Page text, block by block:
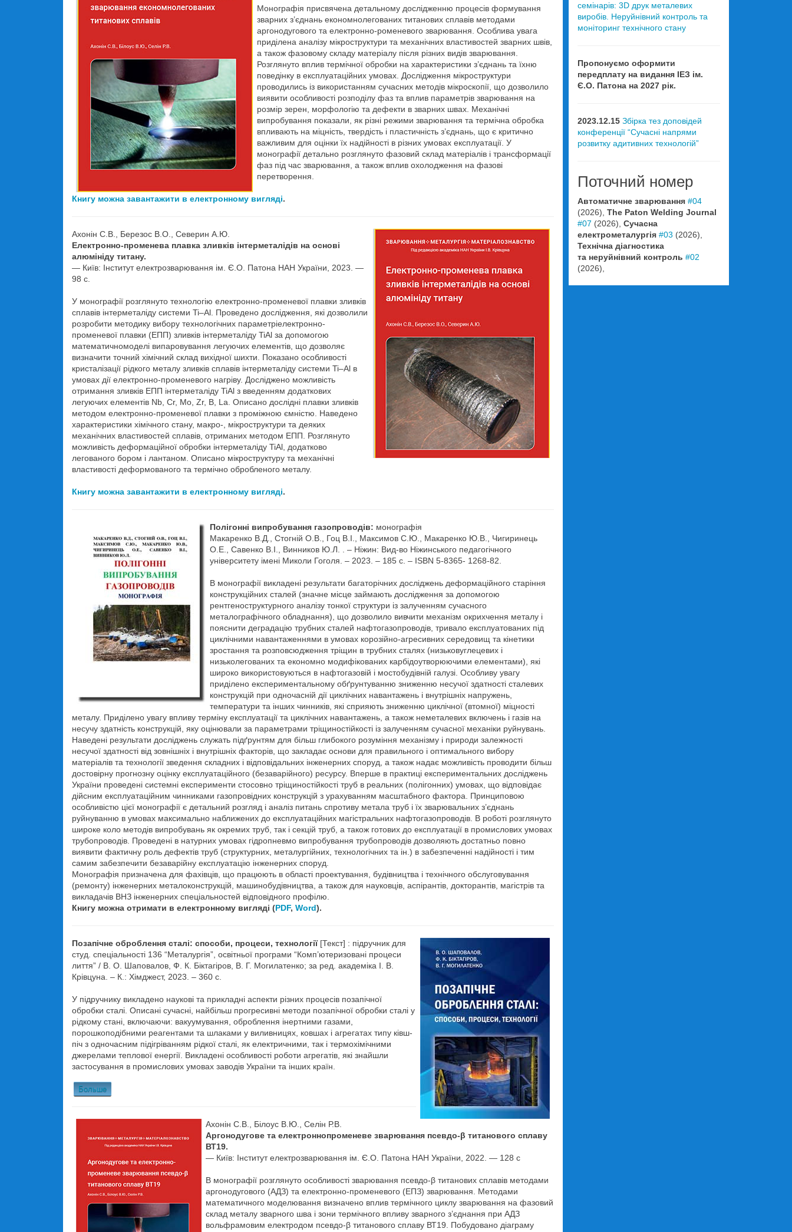
Монографія присвячена детальному дослідженню процесів формування
зварних з’єднань економнолегованих титанових сплавів методами
аргонодугового та електронно-роменевого зварювання. Особлива увага
приділена аналізу мікроструктури та механічних властивостей зварних швів,
а також фазовому складу матеріалу після різних видів зварювання.
Розглянуто вплив термічної обробки на характеристики з’єднань та їхню
поведінку в експлуатаційних умовах. Дослідження мікроструктури
проводились із використанням сучасних методів мікроскопії, що дозволило
виявити особливості розподілу фаз та вплив параметрів зварювання на
розмір зерен, морфологію та дефекти в зварних швах. Механічні
випробування показали, як різні режими зварювання та термічна обробка
впливають на міцність, твердість і пластичність з’єднань, що є критично
важливим для оцінки їх надійності в різних умовах експлуатації. У
монографії детально розглянуто фазовий склад матеріалів і трансформації
фаз під час зварювання, а також вплив охолодження на фазові
перетворення.
Книгу можна завантажити в електронному вигляді.
Ахонін С.В., Березос В.О., Северин А.Ю.
Електронно-променева плавка зливків інтерметалідів на основі
алюмініду титану.
— Київ: Інститут електрозварювання ім. Є.О. Патона НАН України, 2023. —
98 с.
У монографії розглянуто технологію електронно-променевої плавки зливків
сплавів інтерметаліду системи Ti–Al. Проведено дослідження, які дозволили
розробити методику вибору технологічних параметріелектронно-
променевої плавки (ЕПП) зливків інтерметаліду TiAl за допомогою
математичномоделі випаровування легуючих елементів, що дозволяє
визначити точний хімічний склад вихідної шихти. Показано особливості
кристалізації рідкого металу зливків сплавів інтерметаліду системи Ti–Al в
умовах дії електронно-променевого нагріву. Досліджено можливість
отримання зливків ЕПП інтерметаліду TiAl з введенням додаткових
легуючих елементів Nb, Cr, Mo, Zr, B, La. Описано дослідні плавки зливків
методом електронно-променевої плавки з проміжною ємністю. Наведено
характеристики хімічного стану, макро-, мікроструктури та деяких
механічних властивостей сплавів, отриманих методом ЕПП. Розглянуто
можливість деформаційної обробки інтерметаліду TiAl, додатково
легованого бором і лантаном. Описано мікроструктуру та механічні
властивості деформованого та термічно обробленого металу.
Книгу можна завантажити в електронному вигляді.
Полігонні випробування газопроводів: монографія
Макаренко В.Д., Стогній О.В., Гоц В.І., Максимов С.Ю., Макаренко Ю.В., Чигиринець
О.Е., Савенко В.І., Винников Ю.Л. . – Ніжин: Вид-во Ніжинського педагогічного
університету імені Миколи Гоголя. – 2023. – 185 с. – ISBN 5-8365- 1268-82.
В монографіï викладені результати багаторічних досліджень деформаційного старіння
конструкційних сталей (значне місце займають дослідження за допомогою
рентгеноструктурного аналізу тонкої структури із залученням сучасного
металографічного обладнання), що дозволило вивчити механізм окрихчення металу і
пояснити деградацію трубних сталей нафтогазопроводів, тривало експлуатованих під
циклічними навантаженнями в умовах корозійно-агресивних середовищ та кінетики
зростання та розповсюдження тріщин в трубних сталях (низьковуглецевих і
низьколегованих та економно модифікованих карбідоутворюючими елементами), які
широко використовуються в нафтогазовій і мостобудівній галузі. Особливу увагу
приділено експериментальному обґрунтуванню зниженню несучої здатності сталевих
конструкцій при одночасній дії циклічних навантажень і внутрішніх напружень,
температури та інших чинників, які сприяють зниженню циклічної (втомної) міцності
металу. Приділено увагу впливу терміну експлуатації та циклічних навантажень, а також неметалевих включень і газів на
несучу здатність конструкцій, яку оцінювали за параметрами тріщиностійкості із залученням сучасної механіки руйнувань.
Наведені результати досліджень служать підґрунтям для більш глибокого розуміння механізму і природи залежності
несучої здатності від зовнішніх і внутрішніх факторів, що закладає основи для правильного і оптимального вибору
матеріалів та технології зведення складних і відповідальних інженерних споруд, а також надає можливість проводити більш
достовірну прогнозну оцінку експлуатаційного (безаварійного) ресурсу. Вперше в практиці експериментальних досліджень
України проведені системні експерименти стосовно тріщиностійкості труб в реальних (полігонних) умовах, що відповідає
дійсним експлуатаційним чинниками газопровідних конструкцій з урахуванням масштабного фактора. Принциповою
особливістю цієї монографії є детальний розгляд і аналіз питань спротиву метала труб і їх зварювальних з’єднань
руйнуванню в умовах максимально наближених до експлуатаційних магістральних нафтогазопроводів. В роботі розглянуто
широке коло методів випробувань як окремих труб, так і секцій труб, а також готових до експлуатації в промислових умовах
трубопроводів. Проведені в натурних умовах гідропневмо випробування трубопроводів дозволяють достатньо повно
виявити фактичну роль дефектів труб (структурних, металургійних, технологічних та ін.) в забезпеченні надійності і тим
самим забезпечити безаварійну експлуатацію інженерних споруд.
Монографія призначена для фахівців, що працюють в області проектування, будівництва і технічного обслуговування
(ремонту) інженерних металоконструкцій, машинобудівництва, а також для науковців, аспірантів, докторантів, магістрів та
викладачів ВНЗ інженерних спеціальностей відповідного профілю.
Книгу можна отримати в електронному вигляді (PDF, Word).
Позапічне оброблення сталі: способи, процеси, технології[Текст] : підручник для
студ. спеціальності 136 “Металургія”, освітньої програми “Комп’ютеризовані процеси
лиття” / В. О. Шаповалов, Ф. К. Біктагіров, В. Г. Могилатенко; за ред. академіка І. В.
Крівцуна. – К.: Хімджест, 2023. – 360 с.
У підручнику викладено наукові та прикладні аспекти різних процесів позапічної
обробки сталі. Описані сучасні, найбільш прогресивні методи позапічної обробки сталі у
рідкому стані, включаючи: вакуумування, оброблення інертними газами,
порошкоподібними реагентами та шлаками у виливницях, ковшах і агрегатах типу ківш-
піч з одночасним підігріванням рідкої сталі, як електричними, так і термохімічними
джерелами теплової енергії. Викладені особливості роботи агрегатів, які знайшли
застосування в промислових умовах заводів України та інших країн.
Больше
Ахонін С.В., Білоус В.Ю., Селін Р.В.
Аргонодугове та електроннопроменеве зварювання псевдо-β титанового сплаву
ВТ19.
— Київ: Інститут електрозварювання ім. Є.О. Патона НАН України, 2022. — 128 с
В монографії розглянуто особливості зварювання псевдо-β титанових сплавів методами
аргонодугового (АДЗ) та електронно-променевого (ЕПЗ) зварювання. Методами
математичного моделювання визначено вплив термічного циклу зварювання на фазовий
склад металу зварного шва і зони термічного впливу зварного з’єднання при АДЗ
вольфрамовим електродом псевдо-β титанового сплаву ВТ19. Побудовано діаграму
семінарів: 3D друк металевих
виробів. Неруйнівний контроль та
моніторинг технічного стану
Пропонуємо оформити
передплату на видання ІЕЗ ім.
Є.О. Патона на 2027 рік.
2023.12.15 Збірка тез доповідей
конференції “Сучасні напрями
розвитку адитивних технологій”
Поточний номер
Автоматичне зварювання #04
(2026), The Paton Welding Journal
#07 (2026), Сучасна
електрометалургія #03 (2026),
Технічна діагностика
та неруйнівний контроль #02
(2026),